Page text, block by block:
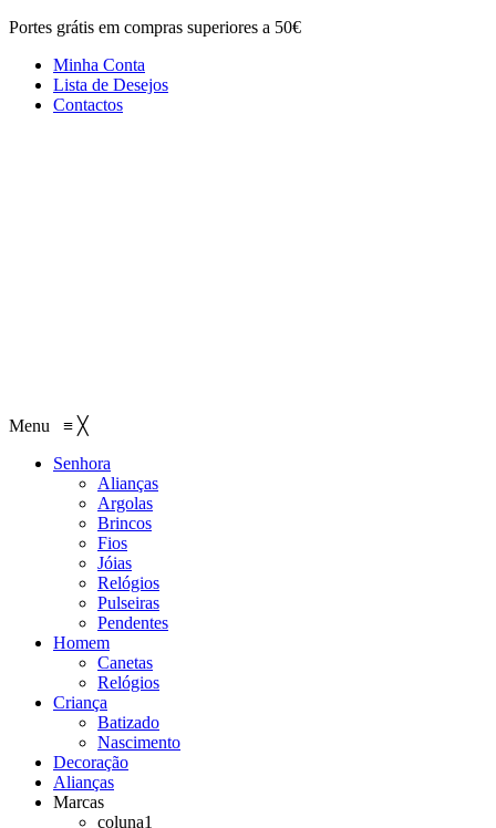
Portes grátis em compras superiores a 50€
Minha Conta
Lista de Desejos
Contactos
Menu ≡ ╳
Senhora
Alianças
Argolas
Brincos
Fios
Jóias
Relógios
Pulseiras
Pendentes
Homem
Canetas
Relógios
Criança
Batizado
Nascimento
Decoração
Alianças
Marcas
coluna1